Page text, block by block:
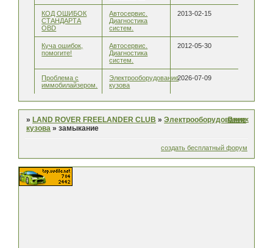
КОД ОШИБОК
СТАНДАРТА
OBD
Автосервис.
Диагностика
систем.
2013-02-15
Куча ошибок,
помогите!
Автосервис.
Диагностика
систем.
2012-05-30
Проблема с
иммобилайзером.
Электрооборудование
кузова
2026-07-09
» LAND ROVER FREELANDER CLUB »Электрооборудование
кузова »замыкание
Вверх
создать бесплатный форум